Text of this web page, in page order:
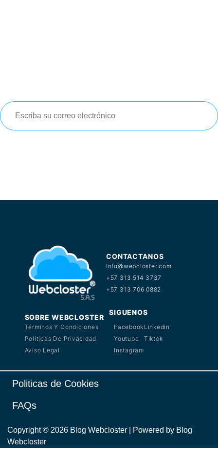
CONTACTANOS
Info@webcloster.com
+57 313 514 3737
+57 313 706 0882
SOBRE WEBCLOSTER
Términos Y Condiciones
Políticas De Privacidad
Aviso Legal
SIGUENOS
Facebook
Youtube
Instagram
Linkedin
Tiktok
Copyright © 2026 Blog Webcloster | Powered by Blog
Webcloster
Politicas de Cookies
FAQs